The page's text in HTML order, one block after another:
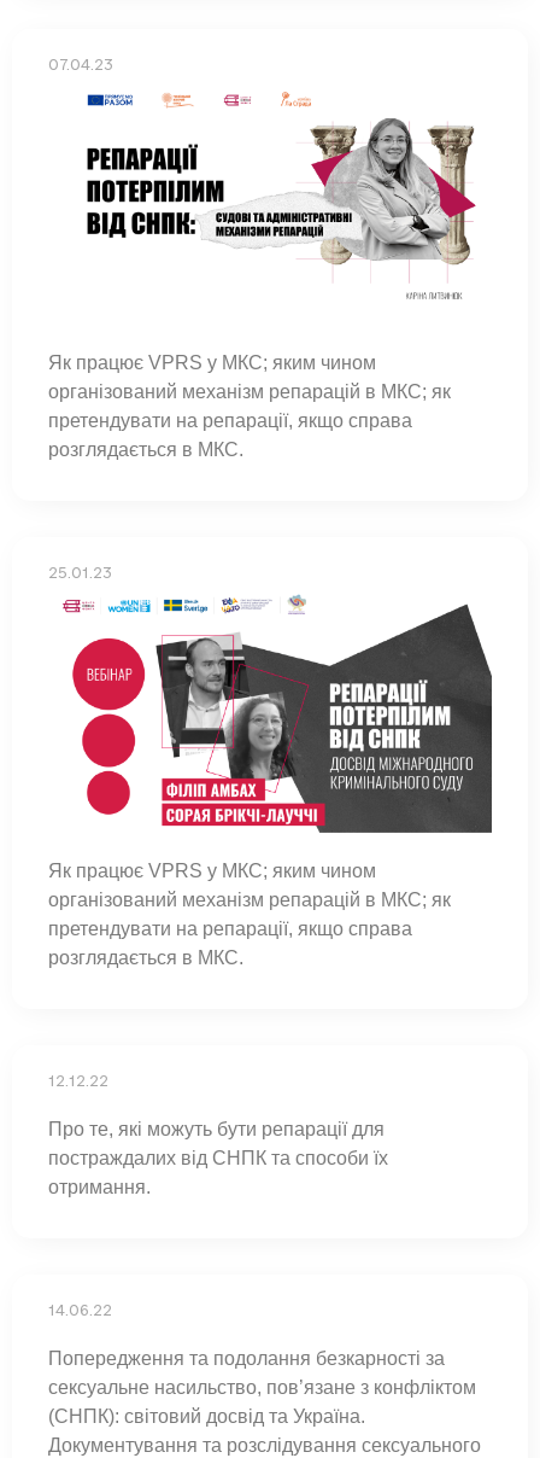
07.04.23
Як працює VPRS у МКС; яким чином
організований механізм репарацій в МКС; як
претендувати на репарації, якщо справа
розглядається в МКС.
25.01.23
Як працює VPRS у МКС; яким чином
організований механізм репарацій в МКС; як
претендувати на репарації, якщо справа
розглядається в МКС.
12.12.22
Про те, які можуть бути репарації для
постраждалих від СНПК та способи їх
отримання.
14.06.22
Попередження та подолання безкарності за
сексуальне насильство, пов’язане з конфліктом
(СНПК): світовий досвід та Україна.
Документування та розслідування сексуального